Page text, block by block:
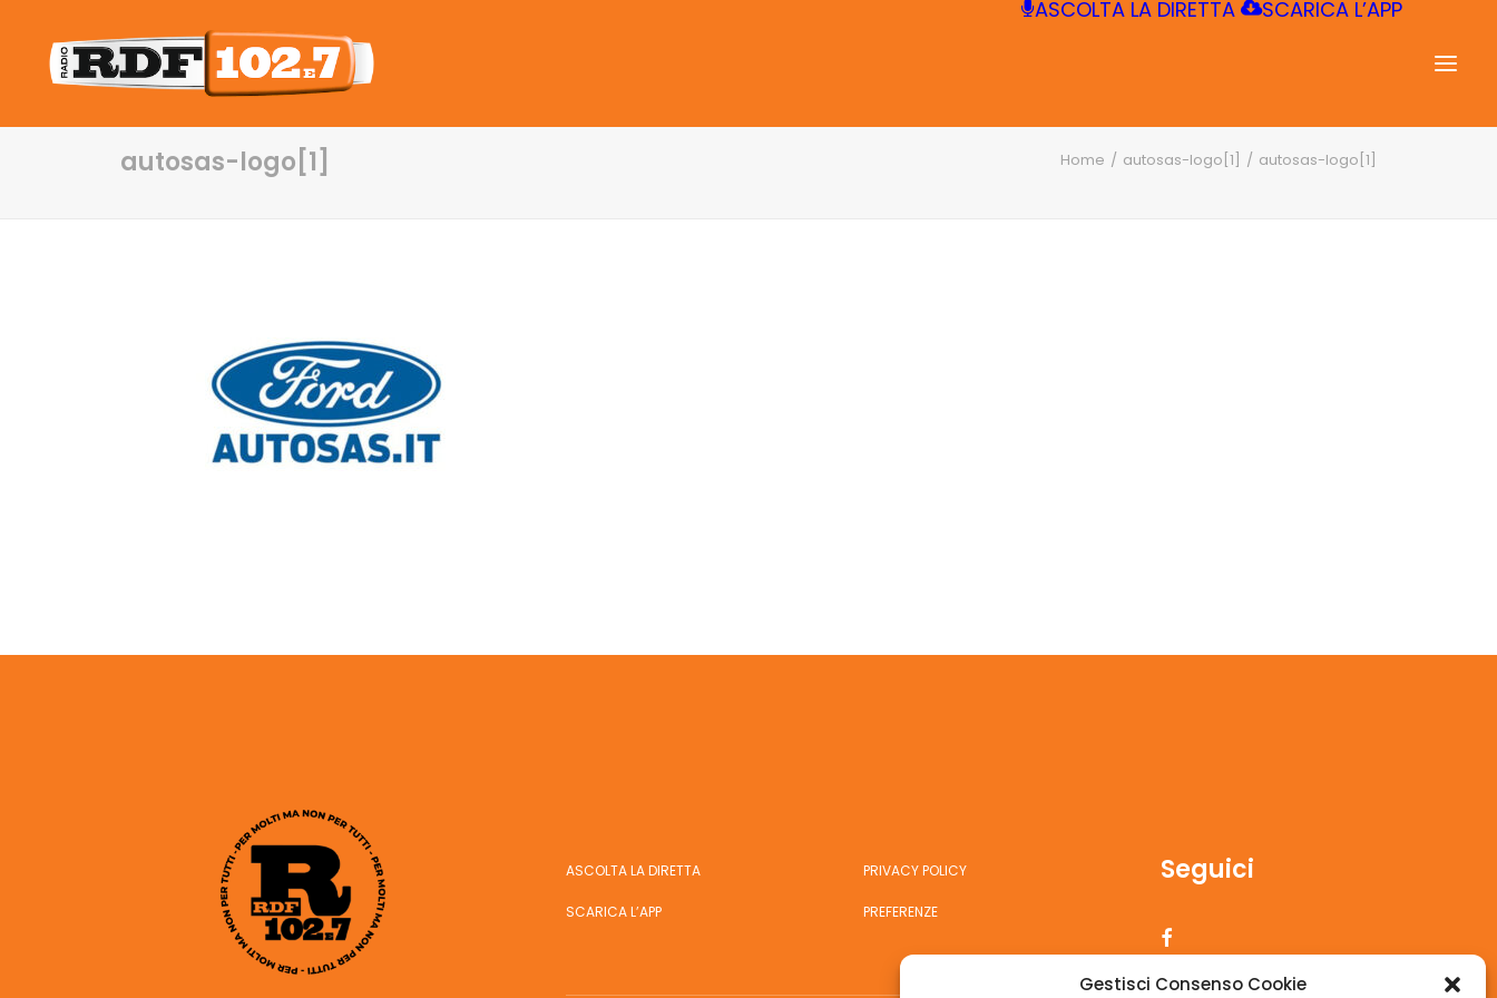
Gestisci Consenso Cookie
ASCOLTA LA DIRETTA SCARICA L’APP
autosas-logo[1] Home autosas-logo[1] autosas-logo[1]
ASCOLTA LA DIRETTA
SCARICA L’APP
PRIVACY POLICY
PREFERENZE
Seguici